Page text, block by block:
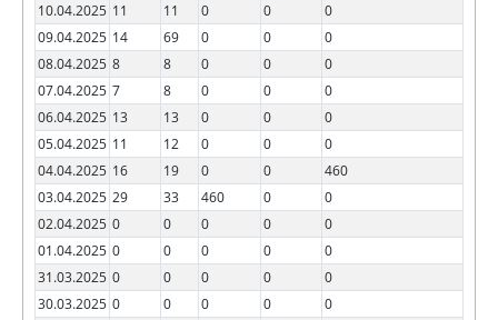
10.04.2025 11 11 0 0
0
09.04.2025 14 69 0 0
0
08.04.2025 8 8 0 0
0
07.04.2025 7 8 0 0
0
06.04.2025 13 13 0 0
0
05.04.2025 11 12 0 0
0
04.04.2025 16 19 0 0
460
03.04.2025 29 33 460 0
0
02.04.2025 0 0 0 0
0
01.04.2025 0 0 0 0
0
31.03.2025 0 0 0 0
0
30.03.2025 0 0 0 0
0